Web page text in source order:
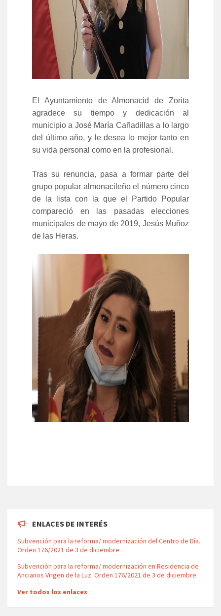
El Ayuntamiento de Almonacid de Zorita
agradece su tiempo y dedicación al
municipio a José María Cañadillas a lo largo
del último año, y le desea lo mejor tanto en
su vida personal como en la profesional.
Tras su renuncia, pasa a formar parte del
grupo popular almonacileño el número cinco
de la lista con la que el Partido Popular
compareció en las pasadas elecciones
municipales de mayo de 2019, Jesús Muñoz
de las Heras.
ENLACES DE INTERÉS
Subvención para la reforma/ modernización del Centro de Día.
Orden 176/2021 de 3 de diciembre
Subvención para la reforma/ modernización en Residencia de
Ancianos Virgen de la Luz. Orden 176/2021 de 3 de diciembre
Ver todos los enlaces